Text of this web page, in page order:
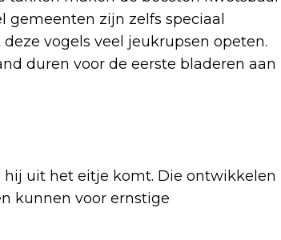
gemeenten zijn zelfs speciaal
vogels veel jeukrupsen opeten.
duren voor de eerste bladeren aan
hij uit het eitje komt. Die ontwikkelen
kunnen voor ernstige